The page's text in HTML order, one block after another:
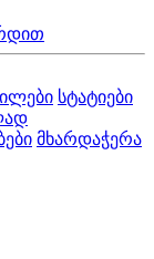
სტატიები
მხარდაჭერა